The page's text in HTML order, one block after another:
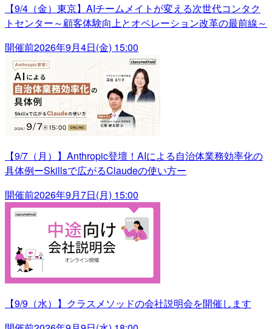
【9/4（金）東京】AIチームメイトが変える次世代コンタク
トセンター～顧客体験向上とオペレーション改革の最前線～
開催前2026年9月4日(金) 15:00
【9/7（月）】Anthropic登壇！AIによる自治体業務効率化の
具体例ーSkillsで広がるClaudeの使い方ー
開催前2026年9月7日(月) 15:00
【9/9（水）】クラスメソッドの会社説明会を開催します